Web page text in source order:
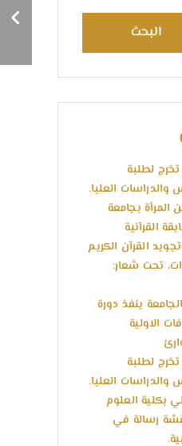
والبيئــة يعقــد
الاعتيــادي للعـــام
البحث
لطلبة
والدراسات العليا.
بجامعة
القرآنية
القرآن الكريم
تحت شعار:
ينفذ دورة
الاولية
لطلبة
والدراسات العليا.
بكلية العلوم
رسالة في